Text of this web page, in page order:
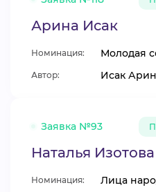
Арина Исак
Номинация: Молодая
Автор: Исак
Заявка №93
Наталья Изотова
Номинация: Лица